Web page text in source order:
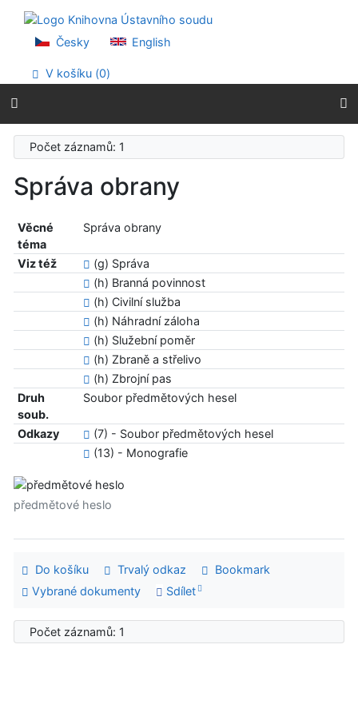
Přejít na menu
Prohlášení o webové přístupnosti
Česky English
V košíku (0)
Počet záznamů: 1
Správa obrany
Věcné
téma
Správa obrany
Viz též
(g) Správa
(h) Branná povinnost
(h) Civilní služba
(h) Náhradní záloha
(h) Služební poměr
(h) Zbraně a střelivo
(h) Zbrojní pas
Druh
soub.
Soubor předmětových hesel
Odkazy
(7) - Soubor předmětových hesel
(13) - Monografie
předmětové heslo
Do košíku Trvalý odkaz
Bookmark
Vybrané dokumenty
Sdílet
Počet záznamů: 1